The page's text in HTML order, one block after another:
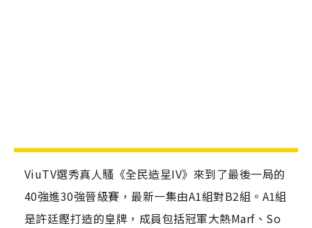
ViuTV選秀真人騷《全民造星IV》來到了最後一局的
40強進30強晉級賽，最新一集由A1組對B2組。A1組
是許廷鏗打造的皇牌，成員包括冠軍大熱Marf、So